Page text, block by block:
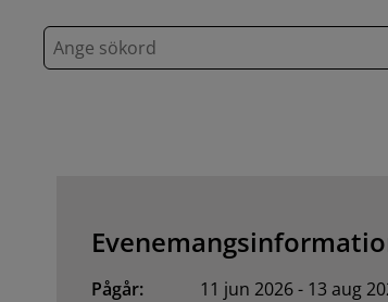
S
ö
Pågår: 11 jun 2026 - 13 aug